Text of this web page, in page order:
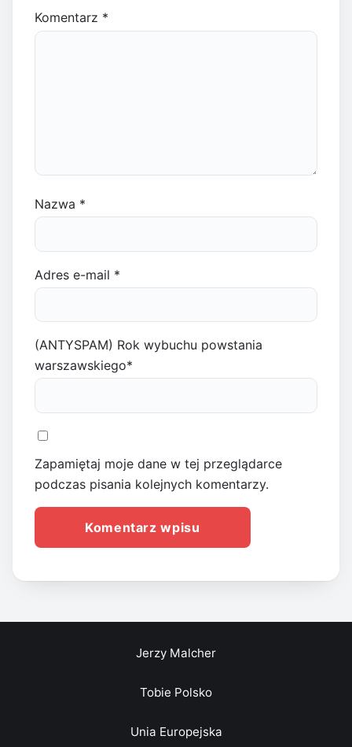
Komentarz *
Nazwa *
Adres e-mail *
(ANTYSPAM) Rok wybuchu powstania
warszawskiego*
Zapamiętaj moje dane w tej przeglądarce
podczas pisania kolejnych komentarzy.
Jerzy Malcher
Tobie Polsko
Unia Europejska